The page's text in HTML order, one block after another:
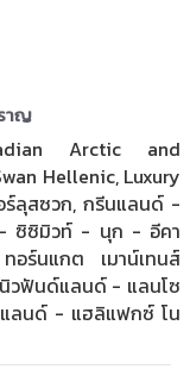
าญ
Arctic and
Hellenic, Luxury
ร์ลุสซวก, กรีนแลนด์ -
- ซิซิมิวท์ - นุก - อีคา
ร์นแกต เมาน์เทนส์
วฟันด์แลนด์ - แลนโซ
ลนด์ - แฮลิแฟกซ์ โน